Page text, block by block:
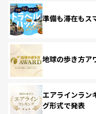
準備も滞在も
地球の歩き方ア
エアラインラ
グ形式で発表